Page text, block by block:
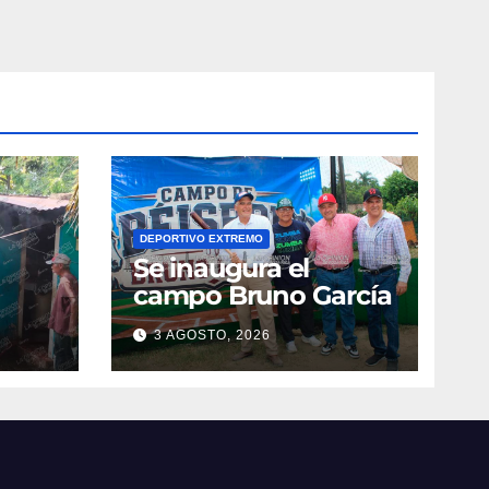
DEPORTIVO EXTREMO
Se inaugura el
campo Bruno García
3 AGOSTO, 2026